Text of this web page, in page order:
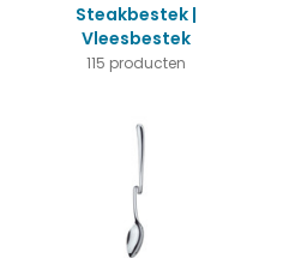
Steakbestek |
Vleesbestek
115 producten